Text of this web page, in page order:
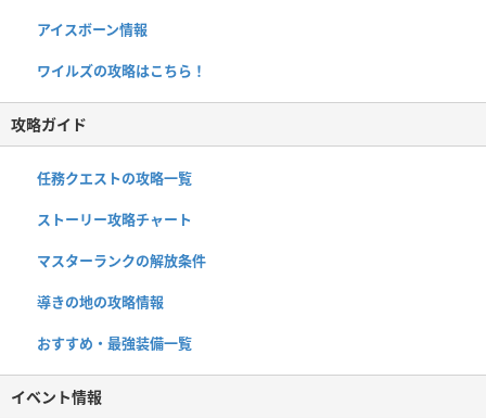
アイスボーン情報
ワイルズの攻略はこちら！
攻略ガイド
任務クエストの攻略一覧
ストーリー攻略チャート
マスターランクの解放条件
導きの地の攻略情報
おすすめ・最強装備一覧
イベント情報